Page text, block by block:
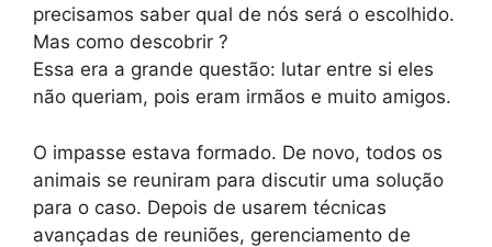
precisamos saber qual de nós será o escolhido.
Mas como descobrir ?
Essa era a grande questão: lutar entre si eles
não queriam, pois eram irmãos e muito amigos.
O impasse estava formado. De novo, todos os
animais se reuniram para discutir uma solução
para o caso. Depois de usarem técnicas
avançadas de reuniões, gerenciamento de